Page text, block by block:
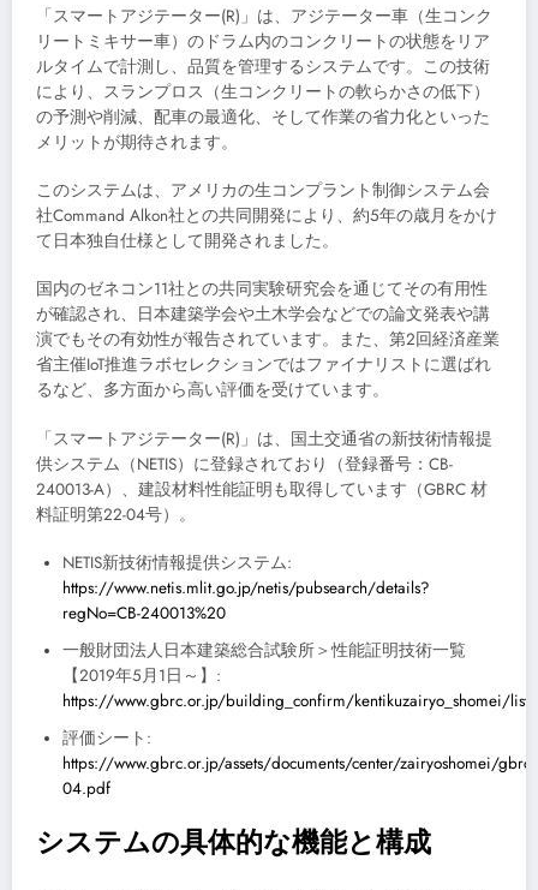
「スマートアジテーター(R)」は、アジテーター車（生コンク
リートミキサー車）のドラム内のコンクリートの状態をリア
ルタイムで計測し、品質を管理するシステムです。この技術
により、スランプロス（生コンクリートの軟らかさの低下）
の予測や削減、配車の最適化、そして作業の省力化といった
メリットが期待されます。
このシステムは、アメリカの生コンプラント制御システム会
社Command Alkon社との共同開発により、約5年の歳月をかけ
て日本独自仕様として開発されました。
国内のゼネコン11社との共同実験研究会を通じてその有用性
が確認され、日本建築学会や土木学会などでの論文発表や講
演でもその有効性が報告されています。また、第2回経済産業
省主催IoT推進ラボセレクションではファイナリストに選ばれ
るなど、多方面から高い評価を受けています。
「スマートアジテーター(R)」は、国土交通省の新技術情報提
供システム（NETIS）に登録されており（登録番号：CB-
240013-A）、建設材料性能証明も取得しています（GBRC 材
料証明第22-04号）。
NETIS新技術情報提供システム:
https://www.netis.mlit.go.jp/netis/pubsearch/details?
regNo=CB-240013%20
一般財団法人日本建築総合試験所＞性能証明技術一覧
【2019年5月1日～】:
https://www.gbrc.or.jp/building_confirm/kentikuzairyo_shomei/list/
評価シート:
https://www.gbrc.or.jp/assets/documents/center/zairyoshomei/
04.pdf
システムの具体的な機能と構成